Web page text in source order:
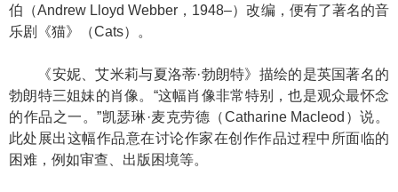
伯（Andrew Lloyd Webber，1948–）改编，便有了著名的音
乐剧《猫》（Cats）。
《安妮、艾米莉与夏洛蒂·勃朗特》描绘的是英国著名的
勃朗特三姐妹的肖像。“这幅肖像非常特别，也是观众最怀念
的作品之一。”凯瑟琳·麦克劳德（Catharine Macleod）说。
此处展出这幅作品意在讨论作家在创作作品过程中所面临的
困难，例如审查、出版困境等。